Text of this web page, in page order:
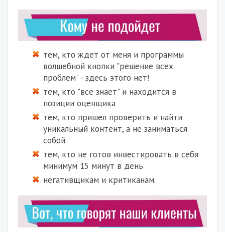
тем, кто ждет от меня и программы
волшебной кнопки "решение всех
проблем" - здесь этого нет!
тем, кто "все знает" и находится в
позиции оценщика
тем, кто пришел проверить и найти
уникальный контент, а не заниматься
собой
тем, кто не готов инвестировать в себя
минимум 15 минут в день
негативщикам и критиканам.